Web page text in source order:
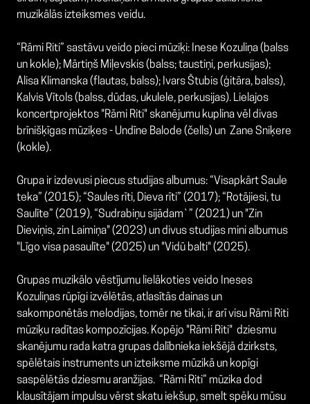
muzikālās izteiksmes veidu.
“Rāmi Riti” sastāvu veido pieci mūziķi: Inese Kozuliņa (balss
un kokle); Mārtiņš Miļevskis (balss; taustiņi, perkusijas);
Alisa Klimanska (flautas, balss); Ivars Štubis (ģitāra, balss),
Kalvis Vītols (balss, dūdas, ukulele, perkusijas). Lielajos
koncertprojektos "Rāmi Riti" skanējumu kuplina vēl divas
brīnišķīgas mūziķes - Undīne Balode (čells) un Zane Sniķere
(kokle).
Grupa ir izdevusi piecus studijas albumus: “Visapkārt Saule
teka” (2015); “Saules rīti, Dieva rīti” (2017); “Rotājiesi, tu
Saulīte” (2019), “Sudrabiņu sijādam`” (2021) un "Zin
Dieviņis, zin Laimiņa" (2023) un divus studijas mini albumus
"Līgo visa pasaulīte" (2025) un "Vidū balti" (2025).
Grupas muzikālo vēstījumu lielākoties veido Ineses
Kozuliņas rūpīgi izvēlētās, atlasītās dainas un
sakomponētās melodijas, tomēr ne tikai, ir arī visu Rāmi Riti
mūziķu radītas kompozīcijas. Kopējo "Rāmi Riti" dziesmu
skanējumu rada katra grupas dalībnieka iekšējā dzirksts,
spēlētais instruments un izteiksme mūzikā un kopīgi
saspēlētās dziesmu aranžijas. “Rāmi Riti” mūzika dod
klausītājam impulsu vērst skatu iekšup, smelt spēku mūsu